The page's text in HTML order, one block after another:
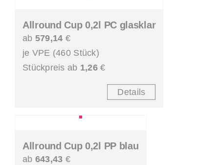
Allround Cup 0,2l PC glasklar
ab 579,14 €
je VPE (460 Stück)
Stückpreis ab 1,26€
Details
Allround Cup 0,2l PP blau
ab 643,43 €